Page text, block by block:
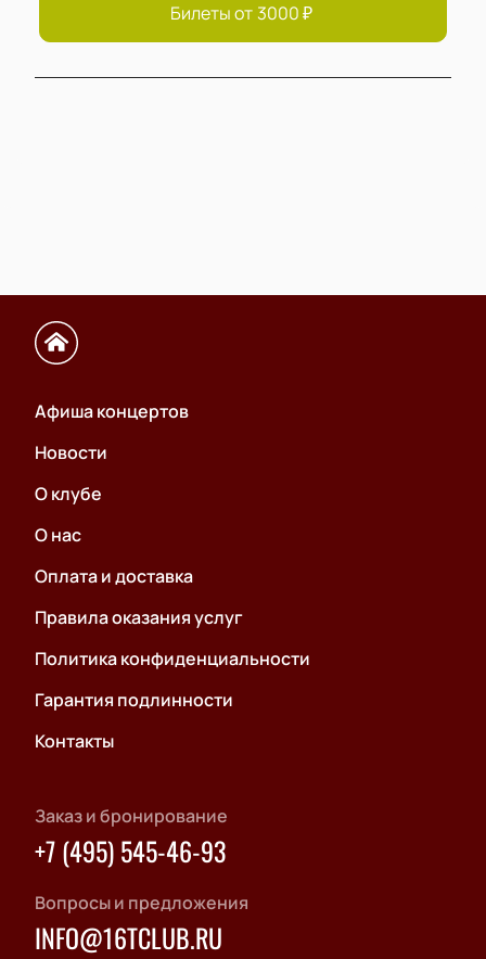
Билеты от 3000₽
Афиша концертов
Новости
О клубе
О нас
Оплата и доставка
Правила оказания услуг
Политика конфиденциальности
Гарантия подлинности
Контакты
Заказ и бронирование
+7 (495) 545-46-93
Вопросы и предложения
INFO@16TCLUB.RU